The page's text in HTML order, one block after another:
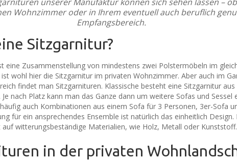
Wohnzimmer oder in Ihrem eventuell auch beruflich
Empfangsbereich.
Sitzgarnitur?
eine Zusammenstellung von mindestens zwei Polstermöbeln im
wohl hier die Sitzgarnitur im privaten Wohnzimmer. Aber auch im
findet man Sitzgarnituren. Klassische besteht eine Sitzgarnitur
Je nach Platz kann man das Ganze dann um weitere Sofas und Sessel
auch Kombinationen aus einem Sofa für 3 Personen, 3er-Sofa
für ein ansprechendes Ensemble ist natürlich das einheitlich
witterungsbeständige Materialien, wie Holz, Metall oder
in der privaten